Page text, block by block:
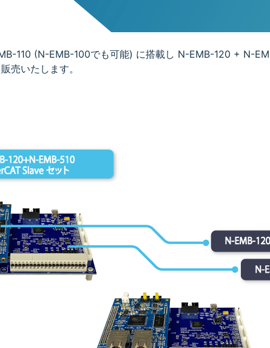
110 (N-EMB-100でも可能) に搭載し N-EMB-120 + N-
売いたします。